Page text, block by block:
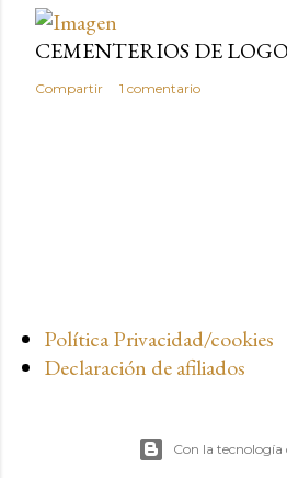
CEMENTERIOS DE
Compartir 1 comentario
Política Privacidad/cookies
Declaración de afiliados
Con la tecnología